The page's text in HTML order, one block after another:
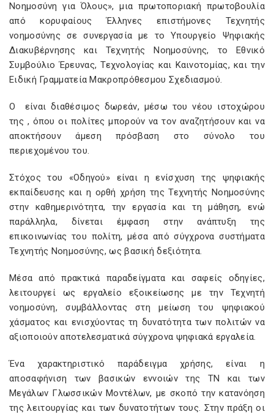
Νοημοσύνη για Όλους», μια πρωτοποριακή πρωτοβουλία
από κορυφαίους Έλληνες επιστήμονες Τεχνητής
νοημοσύνης σε συνεργασία με το Υπουργείο Ψηφιακής
Διακυβέρνησης και Τεχνητής Νοημοσύνης, το Εθνικό
Συμβούλιο Έρευνας, Τεχνολογίας και Καινοτομίας, και την
Ειδική Γραμματεία Μακροπρόθεσμου Σχεδιασμού.
Ο
είναι διαθέσιμος δωρεάν, μέσω του νέου ιστοχώρου
της , όπου οι πολίτες μπορούν να τον αναζητήσουν και να
αποκτήσουν άμεση πρόσβαση στο σύνολο του
περιεχομένου του.
Στόχος του «Οδηγού» είναι η ενίσχυση της ψηφιακής
εκπαίδευσης και η ορθή χρήση της Τεχνητής Νοημοσύνης
στην καθημερινότητα, την εργασία και τη μάθηση, ενώ
παράλληλα, δίνεται έμφαση στην ανάπτυξη της
επικοινωνίας του πολίτη, μέσα από σύγχρονα συστήματα
Τεχνητής Νοημοσύνης, ως βασική δεξιότητα.
Μέσα από πρακτικά παραδείγματα και σαφείς οδηγίες,
λειτουργεί ως εργαλείο εξοικείωσης με την Τεχνητή
νοημοσύνη, συμβάλλοντας στη μείωση του ψηφιακού
χάσματος και ενισχύοντας τη δυνατότητα των πολιτών να
αξιοποιούν αποτελεσματικά σύγχρονα ψηφιακά εργαλεία.
Ένα χαρακτηριστικό παράδειγμα χρήσης, είναι η
αποσαφήνιση των βασικών εννοιών της ΤΝ και των
Μεγάλων Γλωσσικών Μοντέλων, με σκοπό την κατανόηση
της λειτουργίας και των δυνατοτήτων τους. Στην πράξη οι